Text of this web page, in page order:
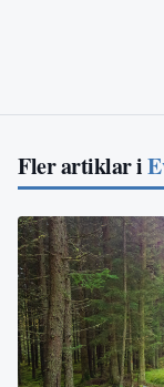
Fler artiklar i